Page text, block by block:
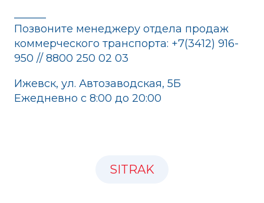
Позвоните менеджеру отдела продаж
коммерческого транспорта: +7(3412) 916-
950 // 8800 250 02 03
Ижевск, ул. Автозаводская, 5Б
Ежедневно с 8:00 до 20:00
SITRAK